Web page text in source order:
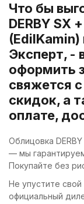
Что бы
DERBY SX
Эксперт, -
оформить
свяжется
скидок, а
оплате,
Облицовка
— мы
Покупайте без
Не упустите
официальный